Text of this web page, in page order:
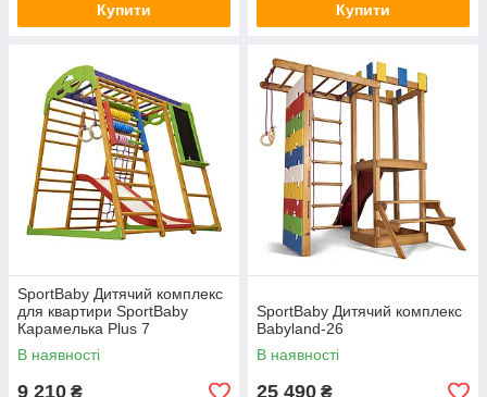
Купити Купити
SportBaby Дитячий комплекс
для квартири SportBaby
Карамелька Plus 7
В наявності
9 210 ₴
SportBaby Дитячий комплекс
Babyland-26
В наявності
25 490 ₴